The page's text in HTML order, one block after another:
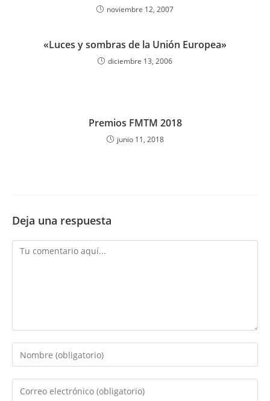
noviembre 12, 2007
«Luces y sombras de la Unión Europea»
diciembre 13, 2006
Premios FMTM 2018
junio 11, 2018
Deja una respuesta
Comentario
Introduce
tu
nombre
Introduce